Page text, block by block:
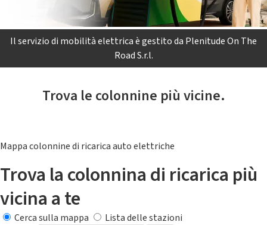
Il servizio di mobilità elettrica è gestito da Plenitude On The
Road S.r.l.
Trova le colonnine più vicine.
Mappa colonnine di ricarica auto elettriche
Trova la colonnina di ricarica più
vicina a te
Cerca sulla mappa
Lista delle stazioni